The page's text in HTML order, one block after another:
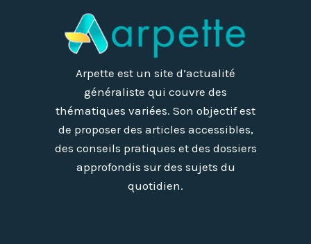
Arpette est un site d’actualité
généraliste qui couvre des
thématiques variées. Son objectif est
de proposer des articles accessibles,
des conseils pratiques et des dossiers
approfondis sur des sujets du
quotidien.